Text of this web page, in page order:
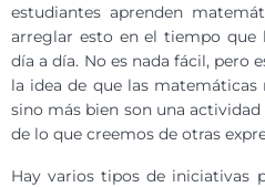
estudiantes aprenden
arreglar esto en el tiempo que
día a día. No es nada fácil, pero
la idea de que las
sino más bien son una
de lo que creemos de otras
Hay varios tipos de iniciativas